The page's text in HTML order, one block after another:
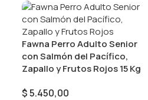
Fawna Perro Adulto Senior
con Salmón del Pacífico,
Zapallo y Frutos Rojos 15 Kg
$5.450,00